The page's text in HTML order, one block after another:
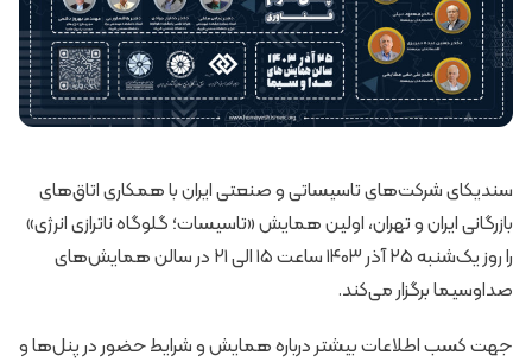
سندیکای شرکت‌های تاسیساتی و صنعتی ایران با همکاری اتاق‌های
بازرگانی ایران و تهران، اولین همایش «تاسیسات؛ گلوگاه ناترازی انرژی»
را روز یک‌شنبه ۲۵ آذر ۱۴۰۳ ساعت ۱۵ الی ۲۱ در سالن همایش‌های
صداوسیما برگزار می‌کند.
جهت کسب اطلاعات بیشتر درباره همایش و شرایط حضور در پنل‌ها و